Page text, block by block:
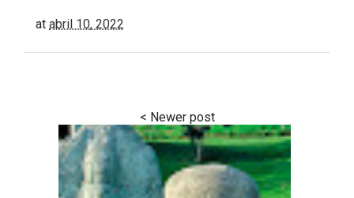
at abril 10, 2022